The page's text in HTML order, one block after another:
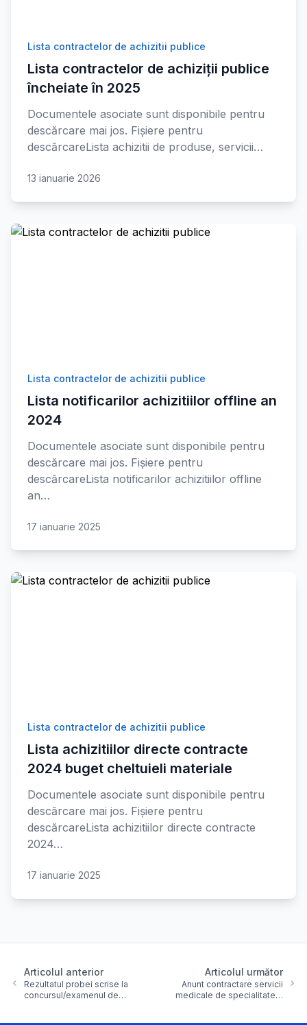
Lista contractelor de achizitii publice
Lista contractelor de achiziții publice
încheiate în 2025
Documentele asociate sunt disponibile pentru
descărcare mai jos. Fișiere pentru
descărcareLista achizitii de produse, servicii…
13 ianuarie 2026
Lista contractelor de achizitii publice
Lista notificarilor achizitiilor offline an
2024
Documentele asociate sunt disponibile pentru
descărcare mai jos. Fișiere pentru
descărcareLista notificarilor achizitiilor offline
an…
17 ianuarie 2025
Lista contractelor de achizitii publice
Lista achizitiilor directe contracte
2024 buget cheltuieli materiale
Documentele asociate sunt disponibile pentru
descărcare mai jos. Fișiere pentru
descărcareLista achizitiilor directe contracte
2024…
17 ianuarie 2025
Articolul anterior
Rezultatul probei scrise la
concursul/examenul de…
Articolul următor
Anunt contractare servicii
medicale de specialitate…